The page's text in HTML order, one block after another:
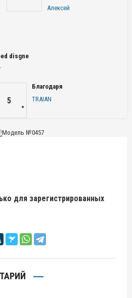
Алексей
disgne
5
Благодаря
TRAIAN
для зарегистрированных